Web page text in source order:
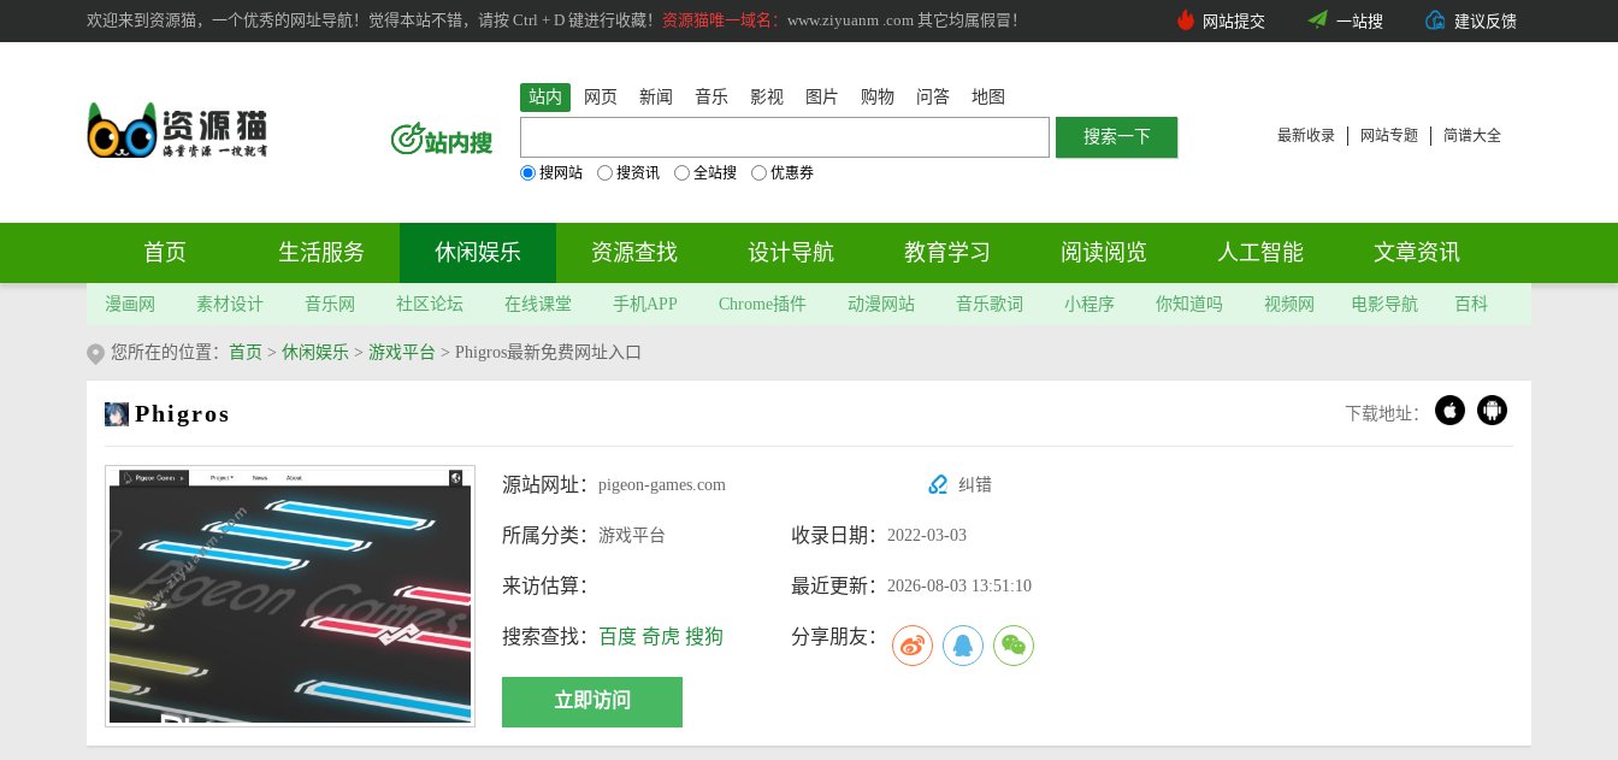
欢迎来到资源猫，一个优秀的网址导航！觉得本站不错，请按 Ctrl + D 键进行收藏！ 资源猫唯一域名： www.ziyuanm .com 其它均属假冒！ 网站提交 一站搜 建议反馈
站内 网页 新闻 音乐 影视 图片 购物 问答 地图
搜网站 搜资讯 全站搜 优惠券
最新收录 网站专题 简谱大全
首页 生活服务 休闲娱乐 资源查找 设计导航 教育学习 阅读阅览 人工智能 文章资讯
漫画网 素材设计 音乐网 社区论坛 在线课堂 手机APP Chrome插件 动漫网站 音乐歌词 小程序 你知道吗 视频网 电影导航 百科
您所在的位置： 首页 > 休闲娱乐 > 游戏平台 > Phigros最新免费网址入口
Phigros 下载地址：
源站网址： pigeon-games.com 纠错
所属分类： 游戏平台 收录日期： 2022-03-03
来访估算： 最近更新： 2026-08-03 13:51:10
搜索查找： 百度 奇虎 搜狗 分享朋友：
立即访问